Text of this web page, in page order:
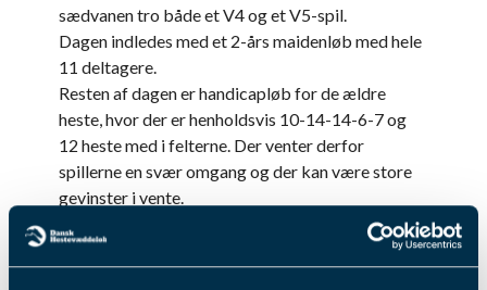
sædvanen tro både et V4 og et V5-spil.
Dagen indledes med et 2-års maidenløb med hele
11 deltagere.
Resten af dagen er handicapløb for de ældre
heste, hvor der er henholdsvis 10-14-14-6-7 og
12 heste med i felterne. Der venter derfor
spillerne en svær omgang og der kan være store
gevinster i vente.
Tre af løbene er indledende afdelinger til finalerne
den 29. august, hvor der for klasse 3-hestene
dystes om 120.000 kroner, for klasse 4 hestene